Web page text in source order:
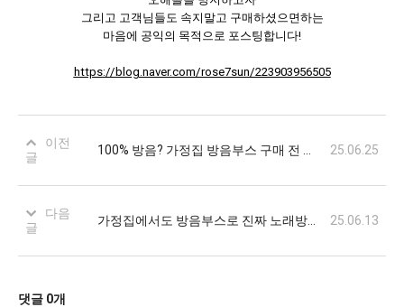
그리고 고객님들도 속지말고 구매하셨으면하는
마음에 공익의 목적으로 포스팅합니다!
https://blog.naver.com/rose7sun/223903956505
이전
글
25.06.25
다음
글
25.06.13
댓글 0개